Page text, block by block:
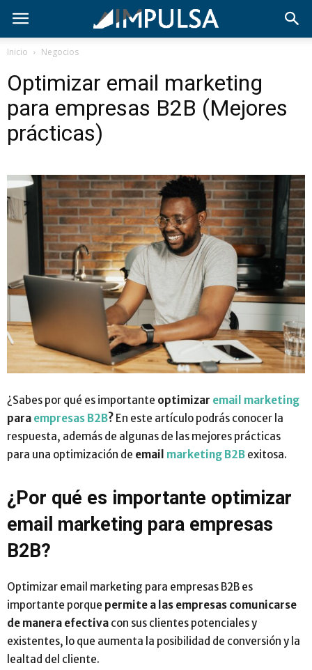
Inicio Negocios
Optimizar email marketing
para empresas B2B (Mejores
prácticas)
¿Sabes por qué es importante optimizar email marketing
para empresas B2B? En este artículo podrás conocer la
respuesta, además de algunas de las mejores prácticas
para una optimización de email marketing B2B exitosa.
¿Por qué es importante optimizar
email marketing para empresas
B2B?
Optimizar email marketing para empresas B2B es
importante porque permite a las empresas comunicarse
de manera efectiva con sus clientes potenciales y
existentes, lo que aumenta la posibilidad de conversión y la
lealtad del cliente.